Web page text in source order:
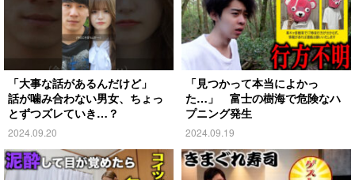
「大事な話があるんだけど」
話が噛み合わない男女、ちょっ
とずつズレていき…？
2024.09.20
「見つかって本当によかっ
た…」 富士の樹海で危険なハ
プニング発生
2024.09.19